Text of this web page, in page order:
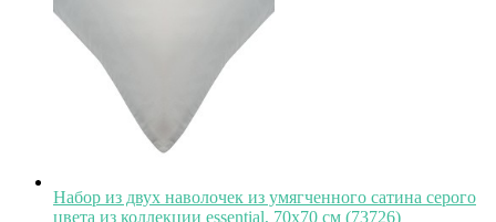
Набор из двух наволочек из умягченного сатина серого
цвета из коллекции essential, 70х70 см (73726)